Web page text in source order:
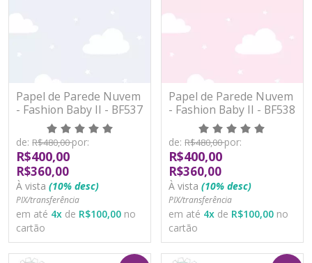
Papel de Parede Nuvem
- Fashion Baby II - BF537
- Vinílico
de: R$480,00por:
R$400,00
R$360,00
À vista (10% desc)
PIX/transferência
em até 4x de R$100,00 no
cartão
Papel de Parede Nuvem
- Fashion Baby II - BF538
- Vinílico
de: R$480,00por:
R$400,00
R$360,00
À vista (10% desc)
PIX/transferência
em até 4x de R$100,00 no
cartão